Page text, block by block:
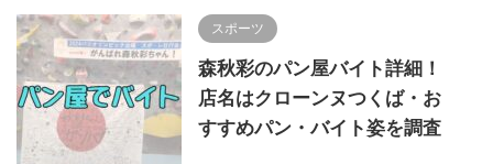
スポーツ
森秋彩のパン屋バイト詳細！
店名はクローンヌつくば・お
すすめパン・バイト姿を調査